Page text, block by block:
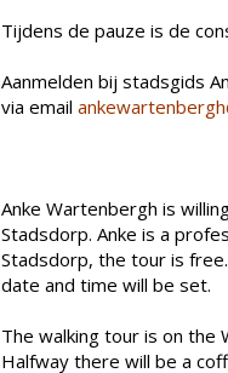
Tijdens de pauze is de
Aanmelden bij stadsgids
via email
Anke Wartenbergh is
Stadsdorp. Anke is a
Stadsdorp, the tour is
date and time will be set.
The walking tour is on the
Halfway there will be a